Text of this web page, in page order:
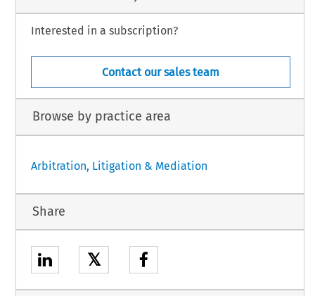
Interested in a subscription?
Contact our sales team
Browse by practice area
Arbitration, Litigation & Mediation
Share
𝕏